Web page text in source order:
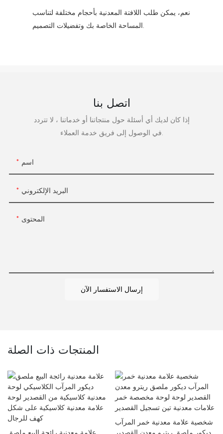
نعم، يمكن طلب اللافتة المعدنية بأحجام مختلفة لتناسب
اتصل بنا
إذا كان لديك أي أسئلة حول منتجاتنا أو خدماتنا ، لا تتردد
في الوصول إلى فريق خدمة العملاء.
اسم
البريد الإلكتروني
المحتوى
إرسال الاستفسار الآن
المنتجات ذات الصلة
شخصية علامة معدنية خمر المرآب